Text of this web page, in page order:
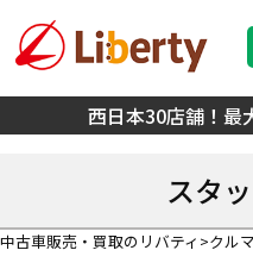
西日本30店舗！最
スタ
中古車販売・買取のリバティ クル